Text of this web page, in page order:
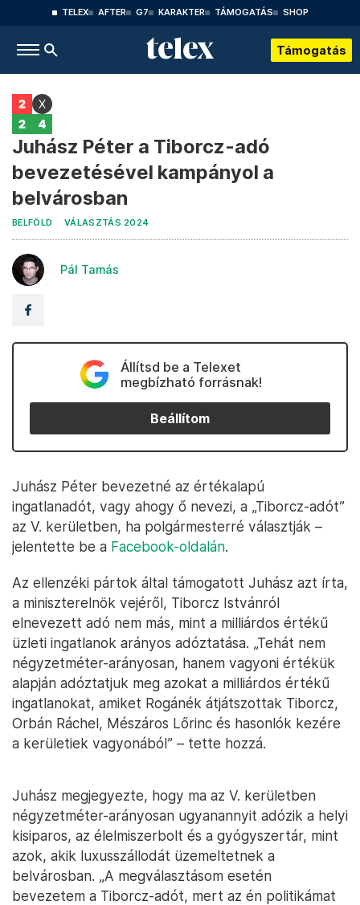
TELEX AFTER G7 KARAKTER TÁMOGATÁS SHOP
Támogatás
Juhász Péter a Tiborcz-adó
bevezetésével kampányol a
belvárosban
BELFÖLD VÁLASZTÁS 2024
Pál Tamás
Állítsd be a Telexet
megbízható forrásnak!
Beállítom
Juhász Péter bevezetné az értékalapú
ingatlanadót, vagy ahogy ő nevezi, a „Tiborcz-adót”
az V. kerületben, ha polgármesterré választják –
jelentette be a Facebook-oldalán.
Az ellenzéki pártok által támogatott Juhász azt írta,
a miniszterelnök vejéről, Tiborcz Istvánról
elnevezett adó nem más, mint a milliárdos értékű
üzleti ingatlanok arányos adóztatása. „Tehát nem
négyzetméter-arányosan, hanem vagyoni értékük
alapján adóztatjuk meg azokat a milliárdos értékű
ingatlanokat, amiket Rogánék átjátszottak Tiborcz,
Orbán Ráchel, Mészáros Lőrinc és hasonlók kezére
a kerületiek vagyonából” – tette hozzá.
Juhász megjegyezte, hogy ma az V. kerületben
négyzetméter-arányosan ugyanannyit adózik a helyi
kisiparos, az élelmiszerbolt és a gyógyszertár, mint
azok, akik luxusszállodát üzemeltetnek a
belvárosban. „A megválasztásom esetén
bevezetem a Tiborcz-adót, mert az én politikámat